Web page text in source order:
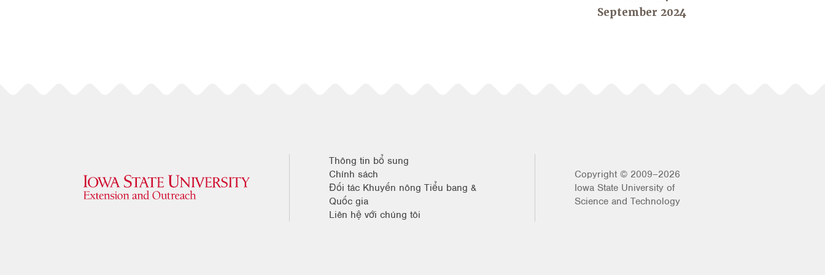
September 2024
Thông tin bổ sung
Chính sách
Đối tác Khuyến nông Tiểu bang &
Quốc gia
Liên hệ với chúng tôi
Copyright © 2009–2026
Iowa State University of
Science and Technology